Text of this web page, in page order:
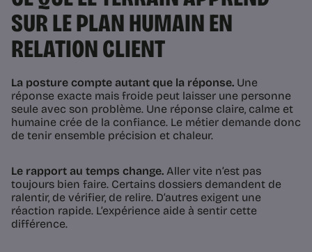
SUR LE PLAN HUMAIN EN
RELATION CLIENT
La posture compte autant que la réponse. Une
réponse exacte mais froide peut laisser une personne
seule avec son problème. Une réponse claire, calme et
humaine crée de la confiance. Le métier demande donc
de tenir ensemble précision et chaleur.
Le rapport au temps change. Aller vite n’est pas
toujours bien faire. Certains dossiers demandent de
ralentir, de vérifier, de relire. D’autres exigent une
réaction rapide. L’expérience aide à sentir cette
différence.